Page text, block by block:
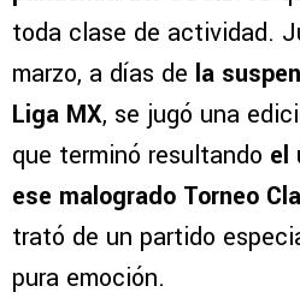
toda clase de actividad.
marzo, a días de la
Liga MX, se jugó una
que terminó resultando el
ese malogrado Torneo
trató de un partido
pura emoción.